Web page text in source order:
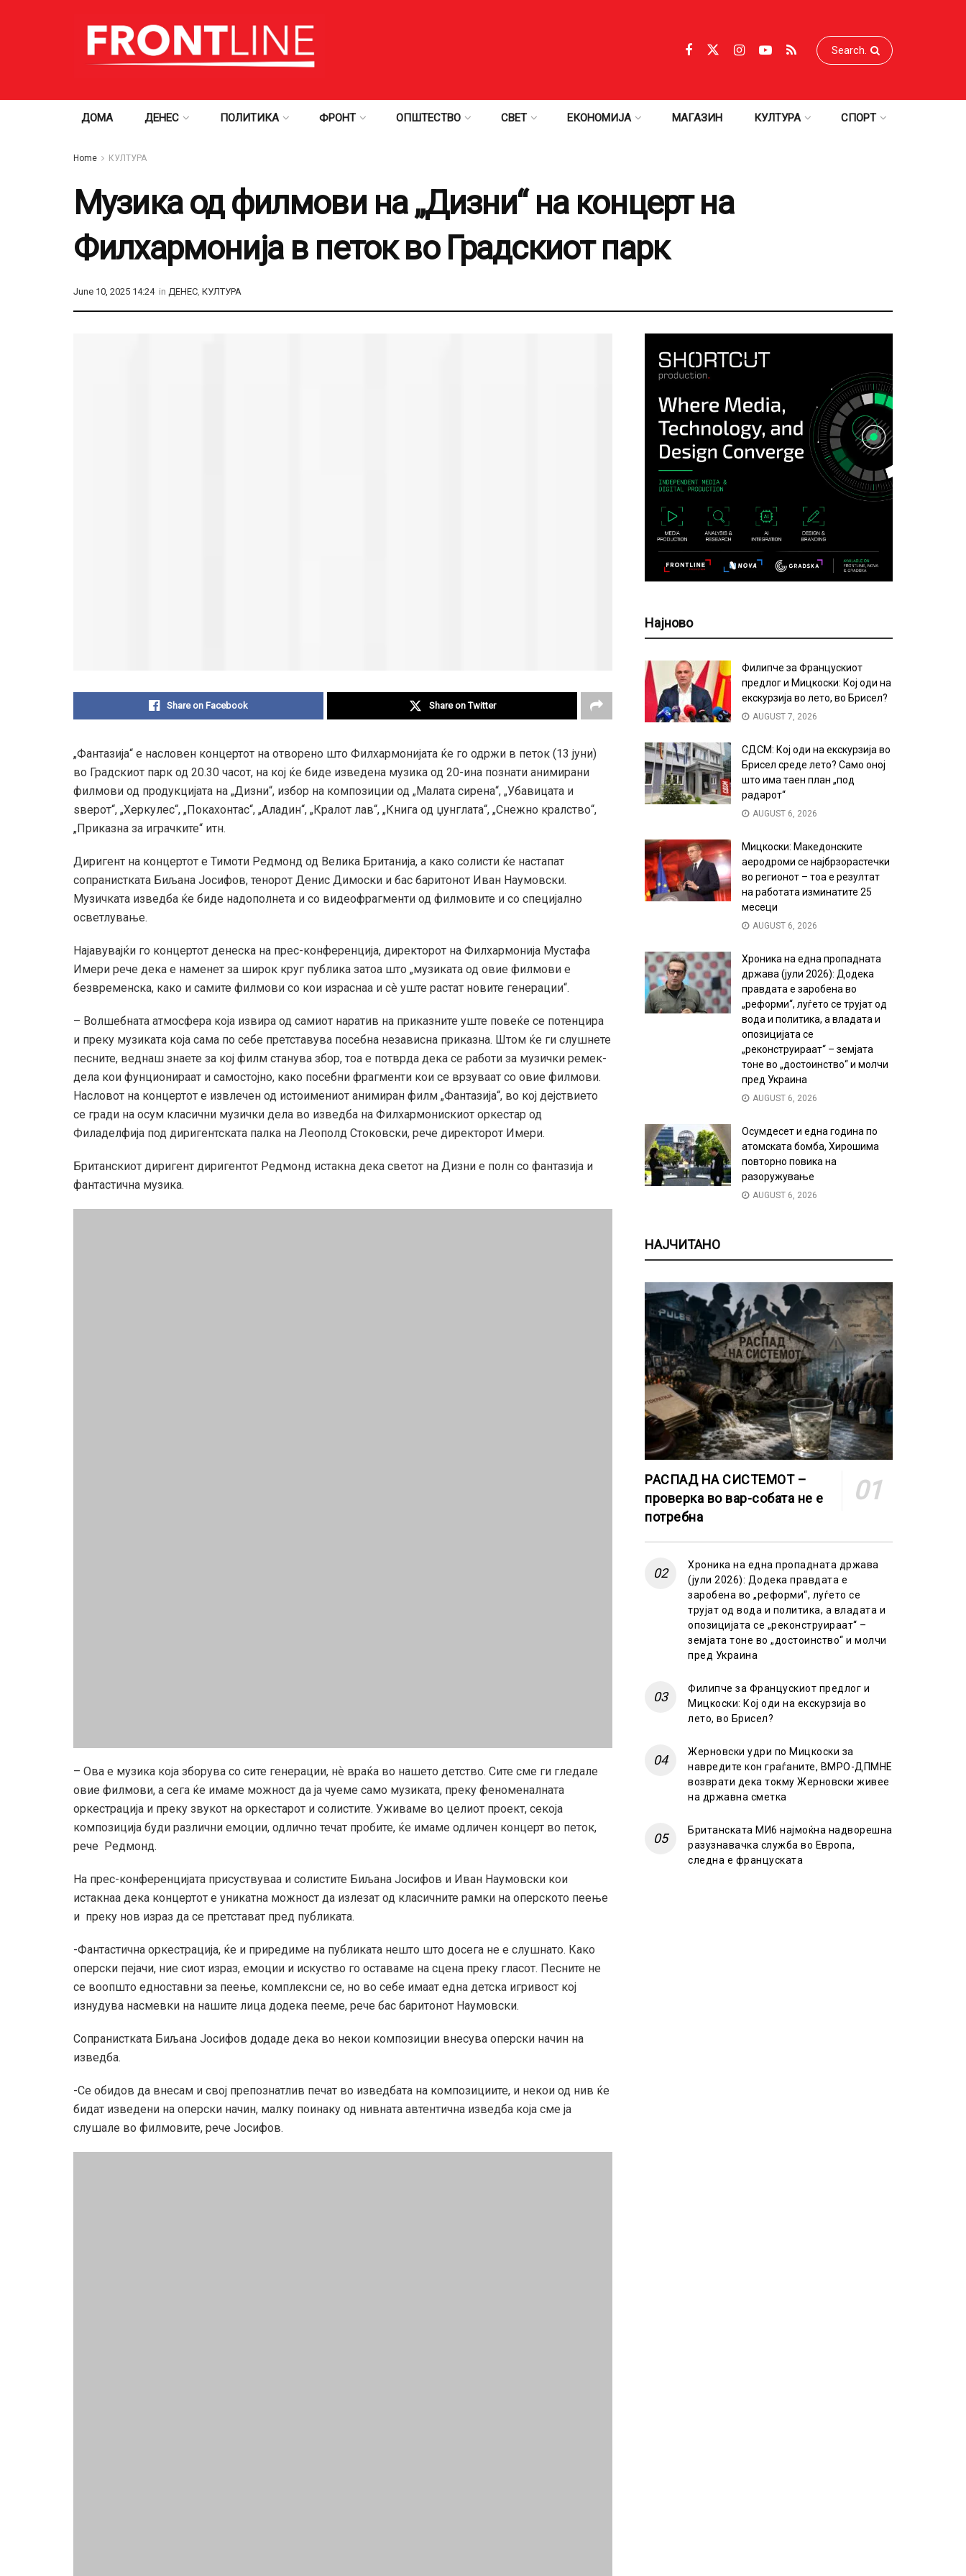
ДОМА ДЕНЕС ПОЛИТИКА ФРОНТ ОПШТЕСТВО СВЕТ ЕКОНОМИЈА МАГАЗИН КУЛТУРА СПОРТ
Home КУЛТУРА
Музика од филмови на „Дизни“ на концерт на
Филхармонија в петок во Градскиот парк
June 10, 2025 14:24 in ДЕНЕС, КУЛТУРА
Share on Facebook Share on Twitter
„Фантазија“ е насловен концертот на отворено што Филхармонијата ќе го одржи в петок (13 јуни)
во Градскиот парк од 20.30 часот, на кој ќе биде изведена музика од 20-ина познати анимирани
филмови од продукцијата на „Дизни“, избор на композиции од „Малата сирена“, „Убавицата и
ѕверот“, „Херкулес“, „Покахонтас“, „Аладин“, „Кралот лав“, „Книга од џунглата“, „Снежно кралство“,
„Приказна за играчките“ итн.
Диригент на концертот е Тимоти Редмонд од Велика Британија, а како солисти ќе настапат
сопранистката Биљана Јосифов, тенорот Денис Димоски и бас баритонот Иван Наумовски.
Музичката изведба ќе биде надополнета и со видеофрагменти од филмовите и со специјално
осветлување.
Најавувајќи го концертот денеска на прес-конференција, директорот на Филхармонија Мустафа
Имери рече дека е наменет за широк круг публика затоа што „музиката од овие филмови е
безвременска, како и самите филмови со кои израснаа и сѐ уште растат новите генерации“.
– Волшебната атмосфера која извира од самиот наратив на приказните уште повеќе се потенцира
и преку музиката која сама по себе претставува посебна независна приказна. Штом ќе ги слушнете
песните, веднаш знаете за кој филм станува збор, тоа е потврда дека се работи за музички ремек-
дела кои фунционираат и самостојно, како посебни фрагменти кои се врзуваат со овие филмови.
Насловот на концертот е извлечен од истоимениот анимиран филм „Фантазија“, во кој дејствието
се гради на осум класични музички дела во изведба на Филхармонискиот оркестар од
Филаделфија под диригентската палка на Леополд Стоковски, рече директорот Имери.
Британскиот диригент диригентот Редмонд истакна дека светот на Дизни е полн со фантазија и
фантастична музика.
– Ова е музика која зборува со сите генерации, нѐ враќа во нашето детство. Сите сме ги гледале
овие филмови, а сега ќе имаме можност да ја чуеме само музиката, преку феноменалната
оркестрација и преку звукот на оркестарот и солистите. Уживаме во целиот проект, секоја
композиција буди различни емоции, одлично течат пробите, ќе имаме одличен концерт во петок,
рече Редмонд.
На прес-конференцијата присуствуваа и солистите Биљана Јосифов и Иван Наумовски кои
истакнаа дека концертот е уникатна можност да излезат од класичните рамки на оперското пеење
и преку нов израз да се претстават пред публиката.
-Фантастична оркестрација, ќе и приредиме на публиката нешто што досега не е слушнато. Како
оперски пејачи, ние сиот израз, емоции и искуство го оставаме на сцена преку гласот. Песните не
се воопшто едноставни за пеење, комплексни се, но во себе имаат една детска игривост кој
изнудува насмевки на нашите лица додека пееме, рече бас баритонот Наумовски.
Сопранистката Биљана Јосифов додаде дека во некои композиции внесува оперски начин на
изведба.
-Се обидов да внесам и свој препознатлив печат во изведбата на композициите, и некои од нив ќе
бидат изведени на оперски начин, малку поинаку од нивната автентична изведба која сме ја
слушале во филмовите, рече Јосифов.
Најново
Филипче за Францускиот
предлог и Мицкоски: Кој оди на
екскурзија во лето, во Брисел?
AUGUST 7, 2026
СДСМ: Кој оди на екскурзија во
Брисел среде лето? Само оној
што има таен план „под
радарот“
AUGUST 6, 2026
Мицкоски: Македонските
аеродроми се најбрзорастечки
во регионот – тоа е резултат
на работата изминатите 25
месеци
AUGUST 6, 2026
Хроника на една пропадната
држава (јули 2026): Додека
правдата е заробена во
„реформи“, луѓето се трујат од
вода и политика, а владата и
опозицијата се
„реконструираат“ – земјата
тоне во „достоинство“ и молчи
пред Украина
AUGUST 6, 2026
Осумдесет и една година по
атомската бомба, Хирошима
повторно повика на
разоружување
AUGUST 6, 2026
НАЈЧИТАНО
РАСПАД НА СИСТЕМОТ –
проверка во вар-собата не е
потребна
Хроника на една пропадната држава
(јули 2026): Додека правдата е
заробена во „реформи“, луѓето се
трујат од вода и политика, а владата и
опозицијата се „реконструираат“ –
земјата тоне во „достоинство“ и молчи
пред Украина
Филипче за Францускиот предлог и
Мицкоски: Кој оди на екскурзија во
лето, во Брисел?
Жерновски удри по Мицкоски за
навредите кон граѓаните, ВМРО-ДПМНЕ
возврати дека токму Жерновски живее
на државна сметка
Британската МИ6 најмоќна надворешна
разузнавачка служба во Европа,
следна е француската